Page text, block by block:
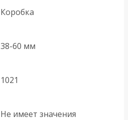
Коробка
38-60 мм
1021
Не имеет значения